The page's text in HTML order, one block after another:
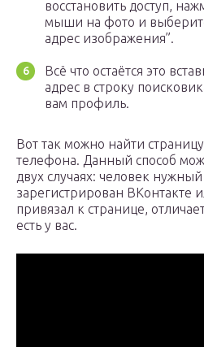
восстановить доступ,
мыши на фото и
адрес изображения”.
Всё что остаётся это
адрес в строку
вам профиль.
Вот так можно найти
телефона. Данный способ
двух случаях: человек
зарегистрирован ВКонтакте
привязал к странице,
есть у вас.